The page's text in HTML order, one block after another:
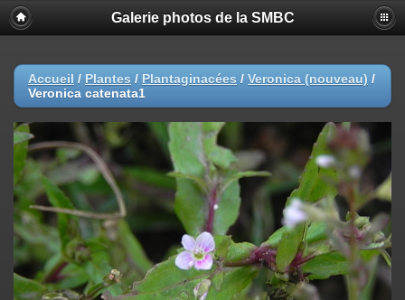
Galerie photos de la SMBC
Accueil / Plantes / Plantaginacées / Veronica (nouveau) /
Veronica catenata1